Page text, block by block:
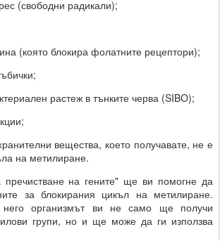
(свободни радикали);
(която блокира фолатните рецептори);
растеж в тънките черва (SIBO);
вещества, което получавате, не е
на метилиране.
на гените" ще ви помогне да
за блокирания цикъл на метилиране.
него организмът ви не само ще получи
групи, но и ще може да ги използва